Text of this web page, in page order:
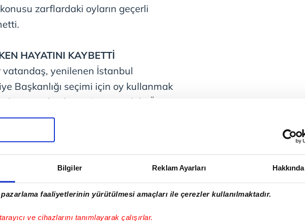
Bilgiler Reklam Ayarları Hakkında
faaliyetlerinin yürütülmesi amaçları ile çerezler kullanılmaktadır.
ve cihazlarını tanımlayarak çalışırlar.
zarflardaki oyların geçerli
HAYATINI KAYBETTİ
vatandaş, yenilenen İstanbul
Başkanlığı seçimi için oy kullanmak
hayatını kaybetti. 34 yaşındaki Özgür
oy kullanmak üzere gittiği
İmam Hatip Lisesi'nin
görev yapan polis ekiplerince
Dr. İlhan Varank Eğitim ve
kaldırıldı. Hastanede yapılan